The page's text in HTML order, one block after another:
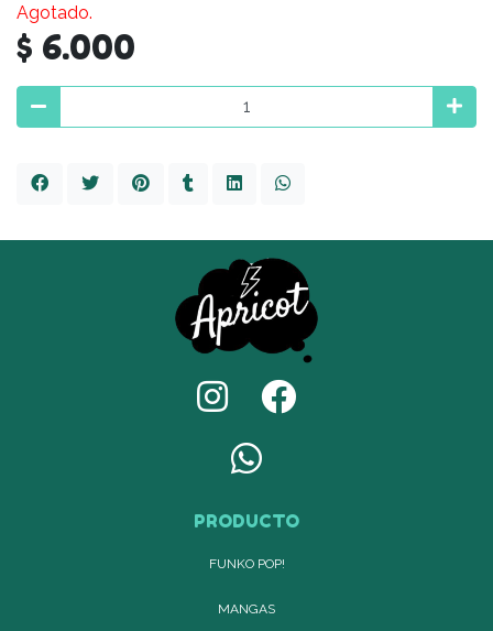
Agotado.
$ 6.000
PRODUCTO
FUNKO POP!
MANGAS